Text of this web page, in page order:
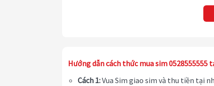
Hướng dẫn cách thức mua sim 0528555555
Cách 1:Vua Sim giao sim và thu tiền tại